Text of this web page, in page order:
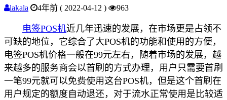
lakala 4年前 ( 2022-04-12 ) 963
电签POS机近几年迅速的发展，在市场更是占领不
可缺的地位，它综合了大POS机的功能和使用的方便，
电签POS机价格一般在99元左右，随着市场的发展，越
来越多的服务商会以首刷的方式办理，用户只需要首刷
一笔99元就可以免费使用这台POS机，但是这个首刷在
用户规定的额度自动退还，对于流水正常使用是比较适